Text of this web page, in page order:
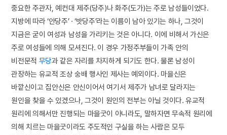
중요한 주관자, 예컨대 제주(당주)나 화주(도가)는 주로 남성들이었다.
지방에 따라 ‘안당주’ · ‘밧당주’라는 이름이 남아 있기는 하나, 그것이
지금은 굳이 여성과 남성을 가리키는 것은 아니다. 이에 비해서 가신은
주로 여성들에 의해 모셔진다. 이 경우 가정주부들이 가족 안의
비전문적 무당과 같은 자리를 차지하게 되기도 한다. 물론 남성이
관장하는 유교적 조상 숭배 행사인 제사는 예외이다. 마을신은
바깥신이고 집안신은 안신이어서 여기서 제주가 남녀로 달라지는
원인을 찾을 수 있겠으나, 그것이 원인의 전부는 아닐 것이다. 유교적
원리에 의해서만 진행되는 마을굿이 아니라도, 말하자면 무속적 원리에
의해 치르는 마을굿이라도 주도적인 구실을 하는 사람은 모두